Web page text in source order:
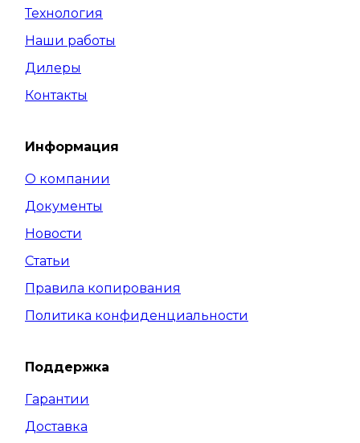
Технология
Наши работы
Дилеры
Контакты
Информация
О компании
Документы
Новости
Статьи
Правила копирования
Политика конфиденциальности
Поддержка
Гарантии
Доставка